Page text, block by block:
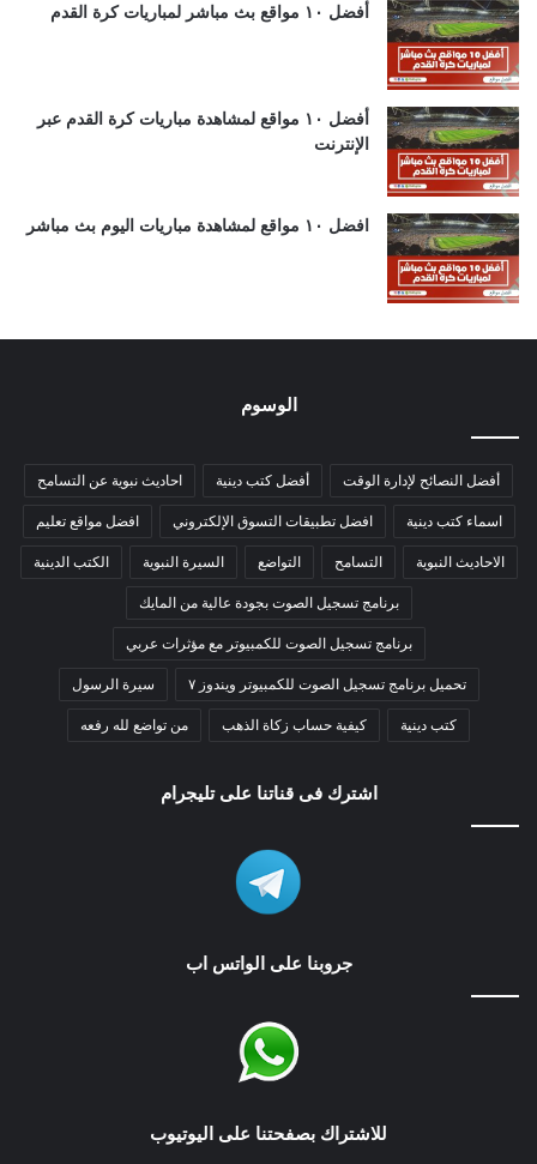
أفضل ١٠ مواقع بث مباشر لمباريات كرة القدم
أفضل ١٠ مواقع لمشاهدة مباريات كرة القدم عبر
الإنترنت
افضل ١٠ مواقع لمشاهدة مباريات اليوم بث مباشر
الوسوم
أفضل النصائح لإدارة الوقت أفضل كتب دينية احاديث نبوية عن التسامح
اسماء كتب دينية افضل تطبيقات التسوق الإلكتروني افضل مواقع تعليم
الاحاديث النبوية التسامح التواضع السيرة النبوية الكتب الدينية
برنامج تسجيل الصوت بجودة عالية من المايك
برنامج تسجيل الصوت للكمبيوتر مع مؤثرات عربي
تحميل برنامج تسجيل الصوت للكمبيوتر ويندوز ٧ سيرة الرسول
كتب دينية كيفية حساب زكاة الذهب من تواضع لله رفعه
اشترك فى قناتنا على تليجرام
جروبنا على الواتس اب
للاشتراك بصفحتنا على اليوتيوب